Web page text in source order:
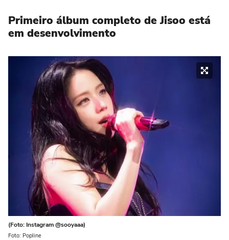
Primeiro álbum completo de Jisoo está
em desenvolvimento
(Foto: Instagram @sooyaaa)
Foto: Popline